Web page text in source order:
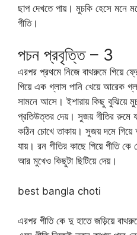
ছাপ দেখতে পায়। মুচকি হেসে মনে
গীতি।
পচন প্রবৃত্তি – 3
এরপর প্রথমে নিজে বাথরুমে গিয়ে
গিয়ে এক গ্লাস পানি খেয়ে আরেক
সামনে আসে। ইশারায় কিছু বুঝিয়ে
প্রতিউত্তর দেয়। সুজয় গীতির রুমে
কঠিন চোখে তাকায়। সুজয় দমে
যায়। রন গীতির কাছে গিয়ে গীতি
আর মুখেও কিছুটা ছিটিয়ে দেয়।
best bangla choti
এরপর গীতি কে দু হাতে জড়িয়ে